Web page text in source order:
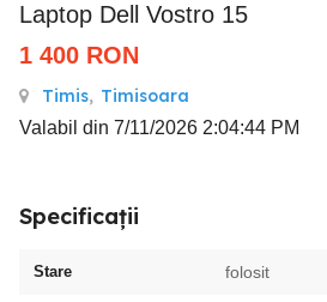
Laptop Dell Vostro 15
1 400 RON
Timis, Timisoara
Valabil din 7/11/2026 2:04:44 PM
Specificații
Stare folosit